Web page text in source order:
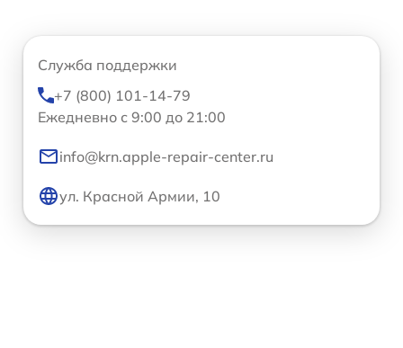
Служба поддержки
+7 (800) 101-14-79
Ежедневно с 9:00 до 21:00
info@krn.apple-repair-center.ru
ул. Красной Армии, 10